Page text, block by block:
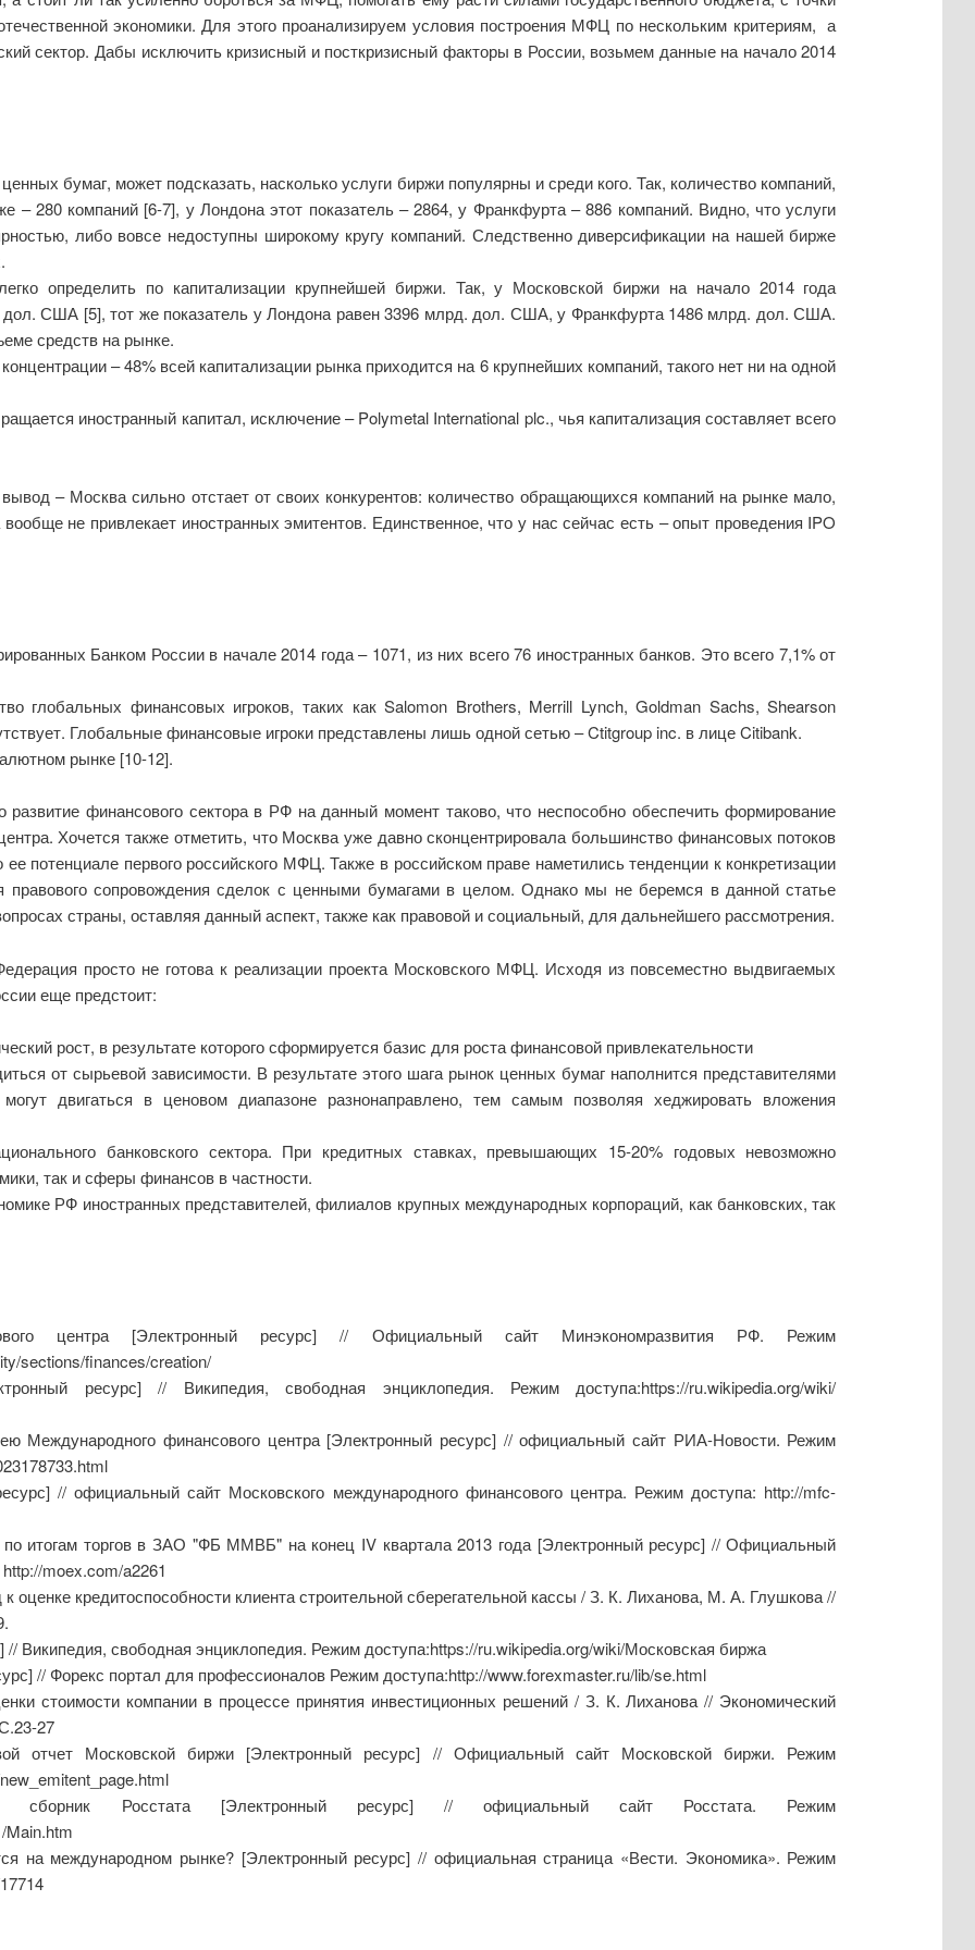
экономики. Для этого проанализируем условия построения МФЦ по нескольким критериям, а
сектор. Дабы исключить кризисный и посткризисный факторы в России, возьмем данные на начало 2014
бумаг, может подсказать, насколько услуги биржи популярны и среди кого. Так, количество компаний,
– 280 компаний [6-7], у Лондона этот показатель – 2864, у Франкфурта – 886 компаний. Видно, что услуги
либо вовсе недоступны широкому кругу компаний. Следственно диверсификации на нашей бирже
определить по капитализации крупнейшей биржи. Так, у Московской биржи на начало 2014 года
дол. США [5], тот же показатель у Лондона равен 3396 млрд. дол. США, у Франкфурта 1486 млрд. дол. США.
средств на рынке.
– 48% всей капитализации рынка приходится на 6 крупнейших компаний, такого нет ни на одной
иностранный капитал, исключение – Polymetal International plc., чья капитализация составляет всего
– Москва сильно отстает от своих конкурентов: количество обращающихся компаний на рынке мало,
не привлекает иностранных эмитентов. Единственное, что у нас сейчас есть – опыт проведения IPO
Банком России в начале 2014 года – 1071, из них всего 76 иностранных банков. Это всего 7,1% от
глобальных финансовых игроков, таких как Salomon Brothers, Merrill Lynch, Goldman Sachs, Shearson
Глобальные финансовые игроки представлены лишь одной сетью – Ctitgroup inc. в лице Citibank.
рынке [10-12].
финансового сектора в РФ на данный момент таково, что неспособно обеспечить формирование
Хочется также отметить, что Москва уже давно сконцентрировала большинство финансовых потоков
потенциале первого российского МФЦ. Также в российском праве наметились тенденции к конкретизации
правового сопровождения сделок с ценными бумагами в целом. Однако мы не беремся в данной статье
страны, оставляя данный аспект, также как правовой и социальный, для дальнейшего рассмотрения.
просто не готова к реализации проекта Московского МФЦ. Исходя из повсеместно выдвигаемых
еще предстоит:
рост, в результате которого сформируется базис для роста финансовой привлекательности
от сырьевой зависимости. В результате этого шага рынок ценных бумаг наполнится представителями
двигаться в ценовом диапазоне разнонаправлено, тем самым позволяя хеджировать вложения
банковского сектора. При кредитных ставках, превышающих 15-20% годовых невозможно
так и сферы финансов в частности.
РФ иностранных представителей, филиалов крупных международных корпораций, как банковских, так
центра [Электронный ресурс] // Официальный сайт Минэкономразвития РФ. Режим
sections/finances/creation/
ресурс] // Википедия, свободная энциклопедия. Режим доступа:https://ru.wikipedia.org/wiki/
Международного финансового центра [Электронный ресурс] // официальный сайт РИА-Новости. Режим
// официальный сайт Московского международного финансового центра. Режим доступа: http://mfc-
итогам торгов в ЗАО "ФБ ММВБ" на конец IV квартала 2013 года [Электронный ресурс] // Официальный
moex.com/a2261
оценке кредитоспособности клиента строительной сберегательной кассы / З. К. Лиханова, М. А. Глушкова //
Википедия, свободная энциклопедия. Режим доступа:https://ru.wikipedia.org/wiki/Московская биржа
// Форекс портал для профессионалов Режим доступа:http://www.forexmaster.ru/lib/se.html
стоимости компании в процессе принятия инвестиционных решений / З. К. Лиханова // Экономический
27
отчет Московской биржи [Электронный ресурс] // Официальный сайт Московской биржи. Режим
сборник Росстата [Электронный ресурс] // официальный сайт Росстата. Режим
Main.htm
на международном рынке? [Электронный ресурс] // официальная страница «Вести. Экономика». Режим